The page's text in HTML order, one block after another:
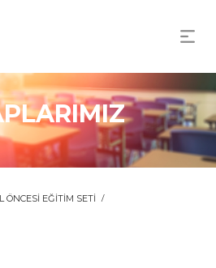
ÖNCESİ EĞİTİM SETİ